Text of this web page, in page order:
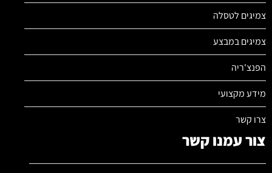
צמיגים לטסלה
צמיגים במבצע
הפנצ'ריה
מידע מקצועי
צרו קשר
צור עמנו קשר